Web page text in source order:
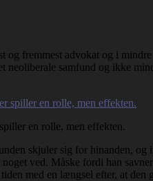
fremmest advokat og i
neoliberale samfund og ikke
en rolle, men effekten.
skjuler sig for hinanden, og
ved. Måske fordi han
med en længsel efter, at